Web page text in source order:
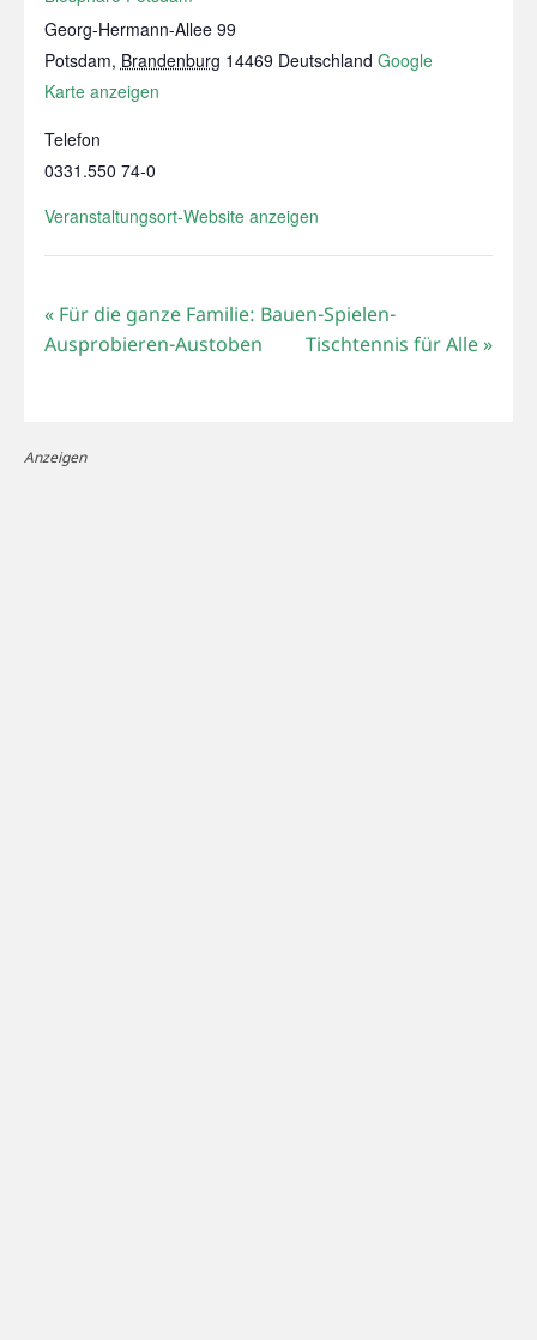
Georg-Hermann-Allee 99
Potsdam, Brandenburg 14469 Deutschland Google
Karte anzeigen
Telefon
0331.550 74-0
Veranstaltungsort-Website anzeigen
«Für die ganze Familie: Bauen-Spielen-
Ausprobieren-Austoben
Tischtennis für Alle»
Anzeigen